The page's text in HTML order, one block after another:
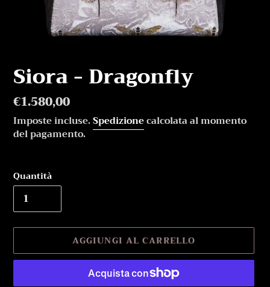
Siora - Dragonfly
Prezzo
di
listino
€1.580,00
Imposte incluse.Spedizionecalcolata al momento
del pagamento.
Quantità
AGGIUNGI AL CARRELLO